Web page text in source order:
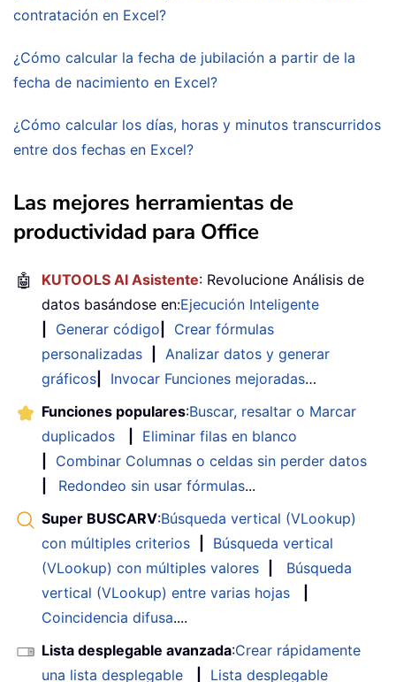
contratación en Excel?
¿Cómo calcular la fecha de jubilación a partir de la
fecha de nacimiento en Excel?
¿Cómo calcular los días, horas y minutos transcurridos
entre dos fechas en Excel?
Las mejores herramientas de
productividad para Office
🤖 KUTOOLS AI Asistente: Revolucione Análisis de
datos basándose en:Ejecución Inteligente
Generar código
Crear fórmulas
personalizadas
Analizar datos y generar
gráficos
Invocar Funciones mejoradas…
Funciones populares:Buscar, resaltar o Marcar
duplicados
Eliminar filas en blanco
Combinar Columnas o celdas sin perder datos
Redondeo sin usar fórmulas...
Super BUSCARV:Búsqueda vertical (VLookup)
con múltiples criterios
Búsqueda vertical
(VLookup) con múltiples valores
Búsqueda
vertical (VLookup) entre varias hojas
Coincidencia difusa....
Lista desplegable avanzada:Crear rápidamente
una lista desplegable
Lista desplegable